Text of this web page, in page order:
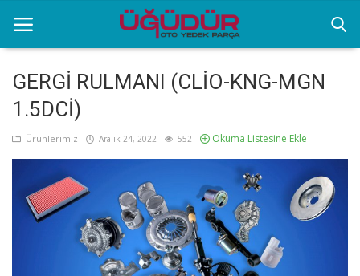
Anasayfa
Markalar
Ürünlerimiz
Sektörel Bilgiler
GERGİ RULMANI (CLİO-KNG-MGN
1.5DCİ)
Ürünlerimiz Aralık 24, 2022 552 Okuma Listesine Ekle